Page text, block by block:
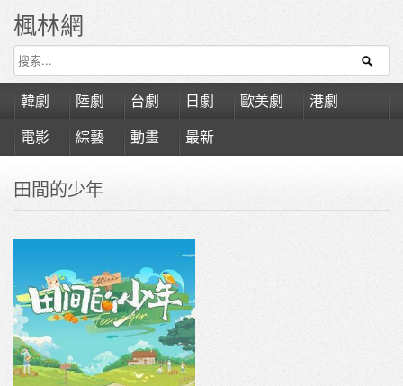
楓林網
韓劇 陸劇 台劇 日劇 歐美劇
港劇
電影
綜藝 動畫 最新
田間的少年